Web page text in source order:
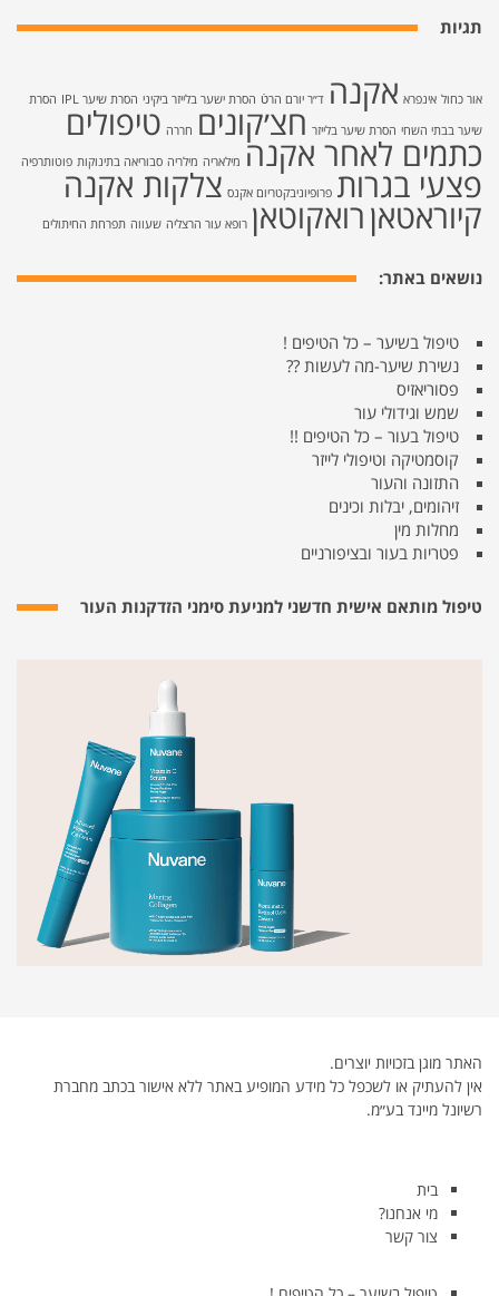
תגיות
אור כחול אינפרא אקנה ד״ר יורם הרטֿ הסרת ישער בלייזר ביקיני הסרת שיער IPL
הסרת
שיער בבתי השחי הסרת שיער בלייזר חצ׳קונים חררה טיפולים
כתמים לאחר אקנה מילאריה מילריה סבוריאה בתינוקות פוטותרפיה
פצעי בגרות פרופיוניבקטריום אקנס צלקות אקנה
קיוראטאןרואקוטאן רופא עור הרצליה שעווה תפרחת החיתולים
נושאים באתר:
טיפול בשיער – כל הטיפים !
נשירת שיער-מה לעשות ??
פסוריאזיס
שמש וגידולי עור
טיפול בעור – כל הטיפים !!
קוסמטיקה וטיפולי לייזר
התזונה והעור
זיהומים, יבלות וכינים
מחלות מין
פטריות בעור ובציפורניים
טיפול מותאם אישית חדשני למניעת סימני הזדקנות העור
האתר מוגן בזכויות יוצרים.
אין להעתיק או לשכפל כל מידע המופיע באתר ללא אישור בכתב מחברת
רשיונל מיינד בע״מ.
בית
מי אנחנו?
צור קשר